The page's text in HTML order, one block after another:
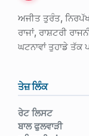
ਅਜੀਤ ਤੁਰੰਤ,
ਰਾਜਾਂ, ਰਾਸ਼ਟਰੀ
ਘਟਨਾਵਾਂ ਤੁਹਾਡੇ ਤੱਕ
ਤੇਜ਼ ਲਿੰਕ
ਰੇਟ ਲਿਸਟ
ਬਾਲ ਫੁਲਵਾੜੀ